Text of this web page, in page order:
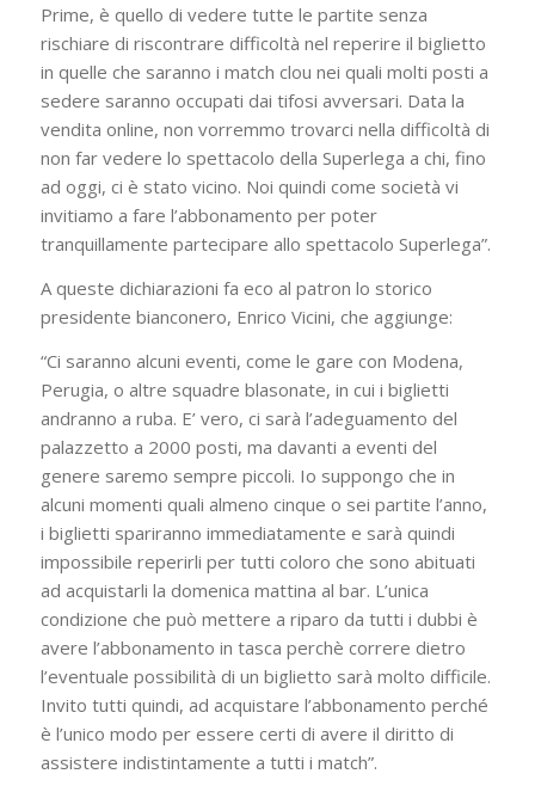
Prime, è quello di vedere tutte le partite senza
rischiare di riscontrare difficoltà nel reperire il biglietto
in quelle che saranno i match clou nei quali molti posti a
sedere saranno occupati dai tifosi avversari. Data la
vendita online, non vorremmo trovarci nella difficoltà di
non far vedere lo spettacolo della Superlega a chi, fino
ad oggi, ci è stato vicino. Noi quindi come società vi
invitiamo a fare l’abbonamento per poter
tranquillamente partecipare allo spettacolo Superlega”.
A queste dichiarazioni fa eco al patron lo storico
presidente bianconero, Enrico Vicini, che aggiunge:
“Ci saranno alcuni eventi, come le gare con Modena,
Perugia, o altre squadre blasonate, in cui i biglietti
andranno a ruba. E’ vero, ci sarà l’adeguamento del
palazzetto a 2000 posti, ma davanti a eventi del
genere saremo sempre piccoli. Io suppongo che in
alcuni momenti quali almeno cinque o sei partite l’anno,
i biglietti spariranno immediatamente e sarà quindi
impossibile reperirli per tutti coloro che sono abituati
ad acquistarli la domenica mattina al bar. L’unica
condizione che può mettere a riparo da tutti i dubbi è
avere l’abbonamento in tasca perchè correre dietro
l’eventuale possibilità di un biglietto sarà molto difficile.
Invito tutti quindi, ad acquistare l’abbonamento perché
è l’unico modo per essere certi di avere il diritto di
assistere indistintamente a tutti i match”.